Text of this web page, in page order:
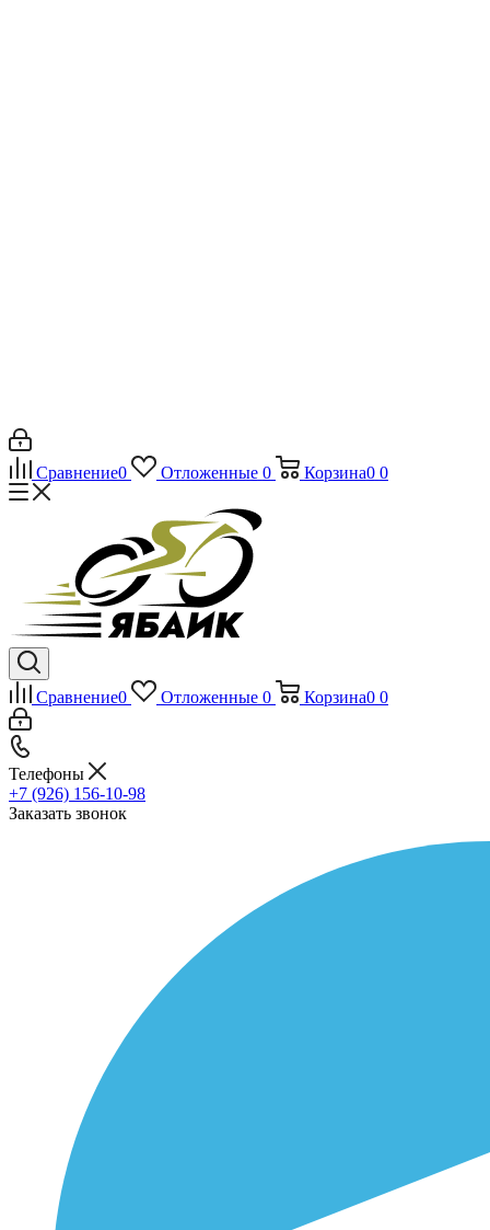
Сравнение0 Отложенные 0 Корзина0 0
Сравнение0 Отложенные 0 Корзина0 0
Телефоны
+7 (926) 156-10-98
Заказать звонок